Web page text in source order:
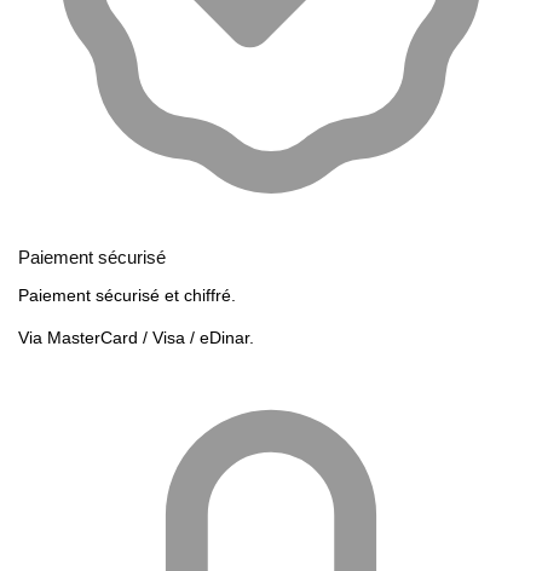
Paiement sécurisé
Paiement sécurisé et chiffré.
Via MasterCard / Visa / eDinar.